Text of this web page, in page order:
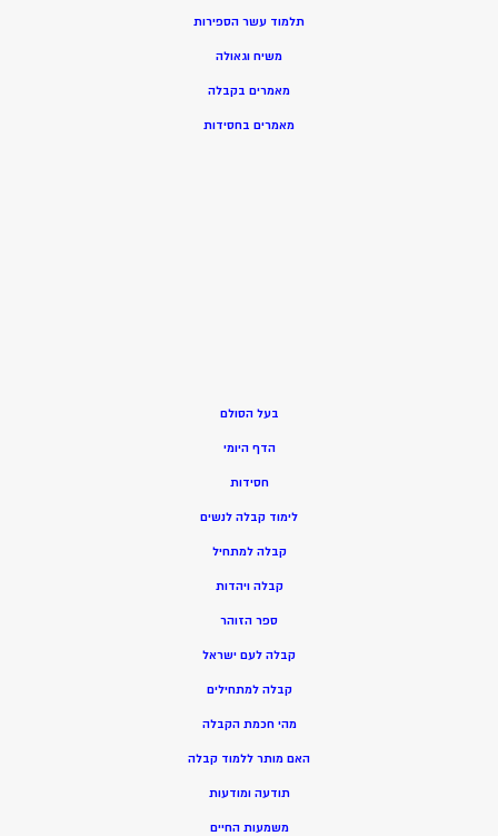
תלמוד עשר הספירות
משיח וגאולה
מאמרים בקבלה
מאמרים בחסידות
בעל הסולם
הדף היומי
חסידות
לימוד קבלה לנשים
קבלה למתחיל
קבלה ויהדות
ספר הזוהר
קבלה לעם ישראל
קבלה למתחילים
מהי חכמת הקבלה
האם מותר ללמוד קבלה
תודעה ומודעות
משמעות החיים